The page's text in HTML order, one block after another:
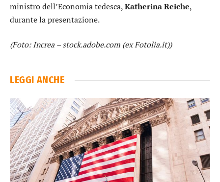
ministro dell’Economia tedesca,Katherina Reiche,
durante la presentazione.
(Foto: Increa – stock.adobe.com (ex Fotolia.it))
LEGGI ANCHE